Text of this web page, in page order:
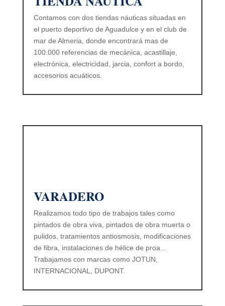
Contamos con dos tiendas náuticas situadas en
el puerto deportivo de Aguadulce y en el club de
mar de Almeria, donde encontrará mas de
100.000 referencias de mecánica, acastillaje,
electrónica, electricidad, jarcia, confort a bordo,
accesorios acuáticos.
VARADERO
Realizamos todo tipo de trabajos tales como
pintados de obra viva, pintados de obra muerta o
pulidos, tratamientos antiosmosis, modificaciones
de fibra, instalaciones de hélice de proa…
Trabajamos con marcas como JOTUN,
INTERNACIONAL, DUPONT.